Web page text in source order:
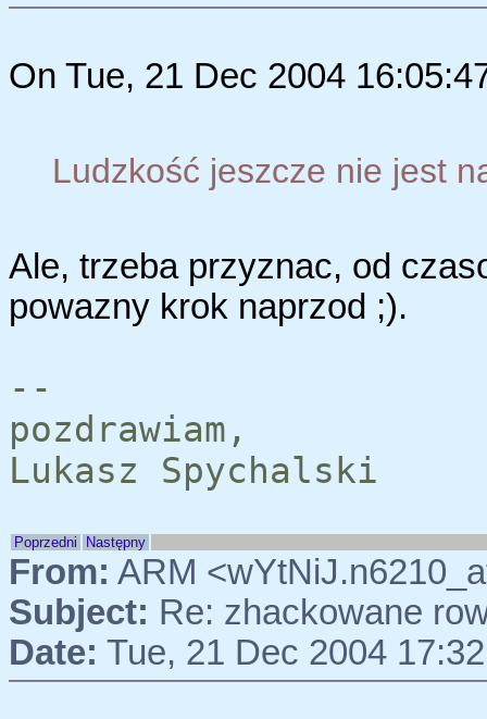
On Tue, 21 Dec 2004
Ludzkość jeszcze nie jest
Ale, trzeba przyznac, od
powazny krok naprzod ;).
--
pozdrawiam,
Lukasz Spychalski
Poprzedni Następny
From: ARM
Subject: Re: zhackowane
Date: Tue, 21 Dec 2004